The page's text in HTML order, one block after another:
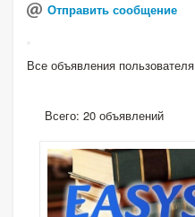
Отправить сообщение
Все объявления пользователя
Всего: 20 объявлений